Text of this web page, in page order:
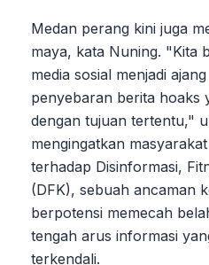
Medan perang kini juga
maya, kata Nuning. "Kita
media sosial menjadi
penyebaran berita hoaks
dengan tujuan tertentu,"
mengingatkan
terhadap Disinformasi,
(DFK), sebuah ancaman
berpotensi memecah
tengah arus informasi
terkendali.